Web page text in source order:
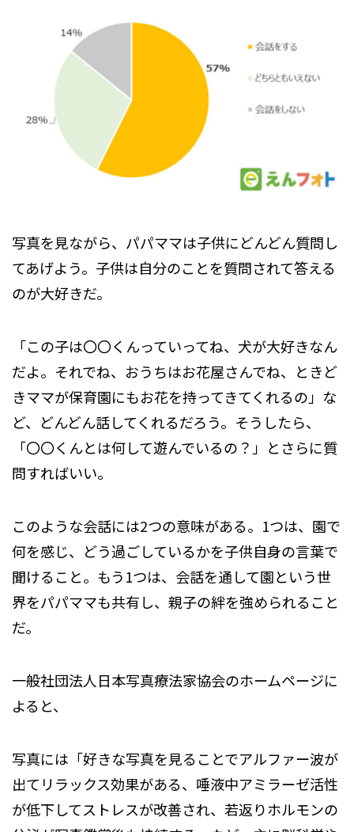
写真を見ながら、パパママは子供にどんどん質問し
てあげよう。子供は自分のことを質問されて答える
のが大好きだ。
「この子は〇〇くんっていってね、犬が大好きなん
だよ。それでね、おうちはお花屋さんでね、ときど
きママが保育園にもお花を持ってきてくれるの」な
ど、どんどん話してくれるだろう。そうしたら、
「〇〇くんとは何して遊んでいるの？」とさらに質
問すればいい。
このような会話には2つの意味がある。1つは、園で
何を感じ、どう過ごしているかを子供自身の言葉で
聞けること。もう1つは、会話を通して園という世
界をパパママも共有し、親子の絆を強められること
だ。
一般社団法人日本写真療法家協会のホームページに
よると、
写真には「好きな写真を見ることでアルファー波が
出てリラックス効果がある、唾液中アミラーゼ活性
が低下してストレスが改善され、若返りホルモンの